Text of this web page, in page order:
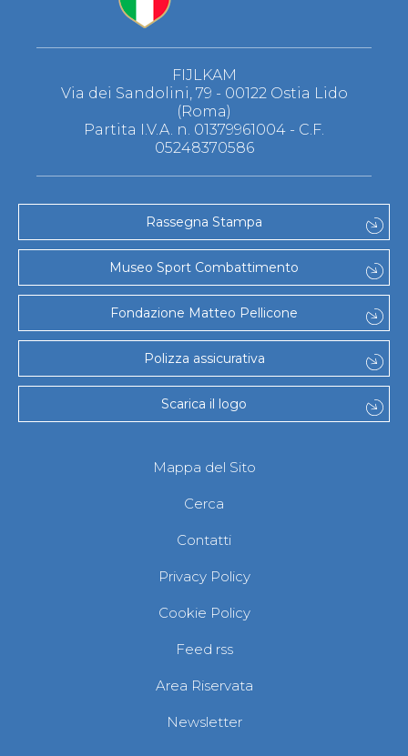
FIJLKAM
Via dei Sandolini, 79 - 00122 Ostia Lido
(Roma)
Partita I.V.A. n. 01379961004 - C.F.
05248370586
Rassegna Stampa
Museo Sport Combattimento
Fondazione Matteo Pellicone
Polizza assicurativa
Scarica il logo
Mappa del Sito
Cerca
Contatti
Privacy Policy
Cookie Policy
Feed rss
Area Riservata
Newsletter